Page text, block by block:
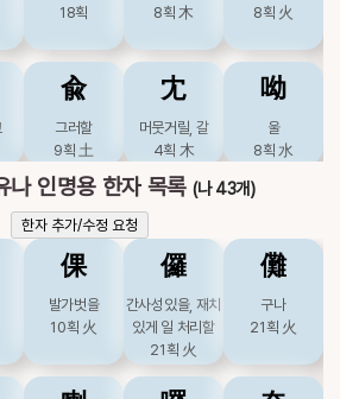
교룡
17획水
안, 속
13획木
속
12획木
里
마을, 이
7획土
釐
이, 다스릴
離
鸝
꾀꼬리
30획
黐
끈끈이
23획木
𢻠
리,이
16획
孲
갓난아기
11획
峨
높을
10획土
峩
높을
10획土
枒
바퀴테, 가장귀,
8획木
椏
가장귀
木
牙
어금니
4획
珴
홀
疋
아,필
5획
疴
병
18획
8획 木
8획 火
兪
그러할
9획 土
冘
머뭇거릴, 갈
4획 木
呦
울
8획 水
囿
동산, 얽매일
9획水
壝
토담, 단둘러쌓은
담
짝
9획 土
嬬
아내
孺
젖먹이, 사모할
宥
용서할, 도울
나 인명용 한자 목록 (나 43개)
한자 추가/수정 요청
倮
발가벗을
10획 火
儸
간사성있을, 재치
있게 일 처리할
21획 火
儺
구나
21획 火